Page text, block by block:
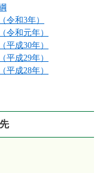
令和3年）
令和元年）
平成30年）
平成29年）
平成28年）